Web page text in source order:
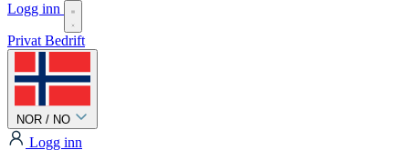
Logg inn
Privat Bedrift
NOR / NO
Logg inn